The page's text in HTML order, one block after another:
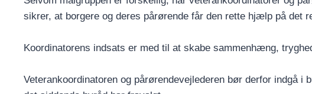
sikrer, at borgere og deres pårørende får den rette hjælp på det
Koordinatorens indsats er med til at skabe sammenhæng,
Veterankoordinatoren og pårørendevejlederen bør derfor indgå i